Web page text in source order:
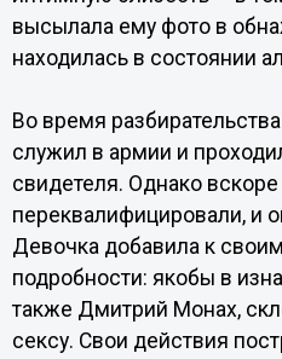
высылала ему фото в
находилась в состоянии
Во время
служил в армии и
свидетеля. Однако вскоре
переквалифицировали, и
Девочка добавила к
подробности: якобы в
также Дмитрий Монах,
сексу. Свои действия